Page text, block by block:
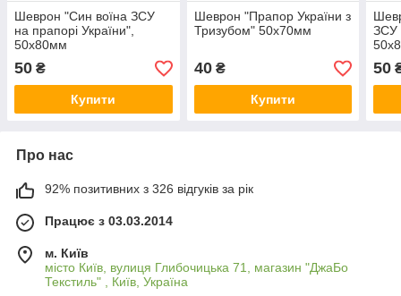
Шеврон "Син воїна ЗСУ
на прапорі України",
50х80мм
50 ₴
Купити
Шеврон "Прапор України з
Тризубом" 50х70мм
40₴
Купити
ЗСУ
50
Про нас
92% позитивних з 326 відгуків за рік
Працює з 03.03.2014
м. Київ
місто Київ, вулиця Глибочицька 71, магазин "ДжаБо
Текстиль" , Київ, Україна